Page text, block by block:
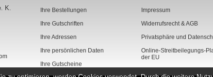
K.
Ihre Bestellungen
Ihre Gutschriften
Ihre Adressen
Ihre persönlichen Daten
Ihre Gutscheine
Impressum
Widerrufsrecht & AGB
Privatsphäre und
Online-Streitbeilegungs-
der EU